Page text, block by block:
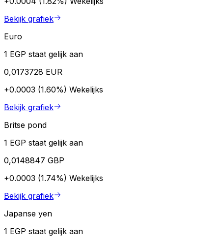
Bekijk grafiek
Euro
1 EGP staat gelijk aan
0,0173728 EUR
+0.0003 (1.60%) Wekelijks
Bekijk grafiek
Britse pond
1 EGP staat gelijk aan
0,0148847 GBP
+0.0003 (1.74%) Wekelijks
Bekijk grafiek
Japanse yen
1 EGP staat gelijk aan